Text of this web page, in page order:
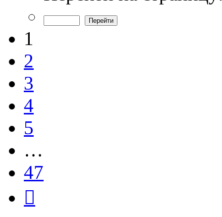
1
2
3
4
5
…
47